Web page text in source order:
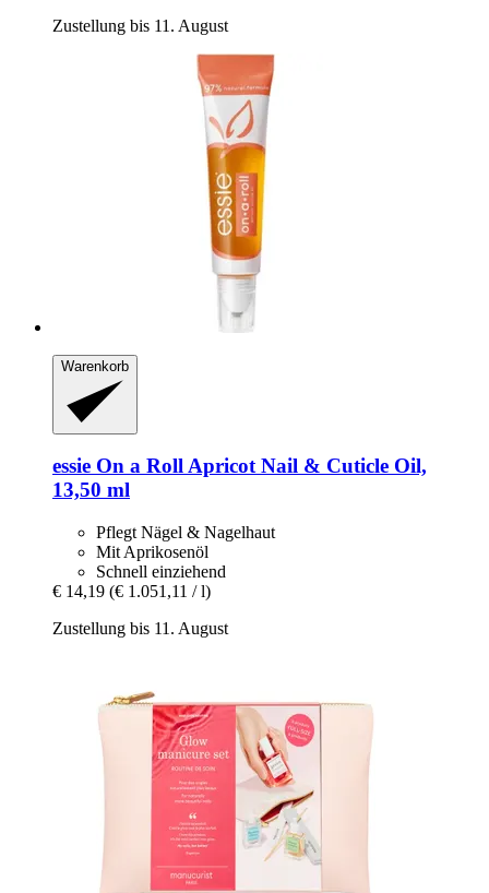
Zustellung bis 11. August
Warenkorb
essie On a Roll Apricot Nail & Cuticle Oil,
13,50 ml
Pflegt Nägel & Nagelhaut
Mit Aprikosenöl
Schnell einziehend
€ 14,19 (€ 1.051,11 / l)
Zustellung bis 11. August